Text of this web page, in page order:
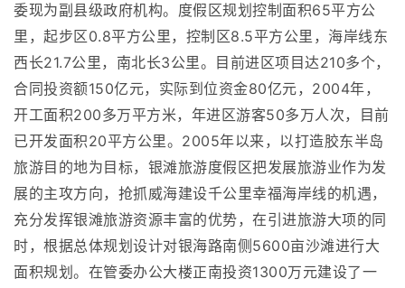
委现为副县级政府机构。度假区规划控制面积65平方公
里，起步区0.8平方公里，控制区8.5平方公里，海岸线东
西长21.7公里，南北长3公里。目前进区项目达210多个，
合同投资额150亿元，实际到位资金80亿元，2004年，
开工面积200多万平方米，年进区游客50多万人次，目前
已开发面积20平方公里。2005年以来，以打造胶东半岛
旅游目的地为目标，银滩旅游度假区把发展旅游业作为发
展的主攻方向，抢抓威海建设千公里幸福海岸线的机遇，
充分发挥银滩旅游资源丰富的优势，在引进旅游大项的同
时，根据总体规划设计对银海路南侧5600亩沙滩进行大
面积规划。在管委办公大楼正南投资1300万元建设了一